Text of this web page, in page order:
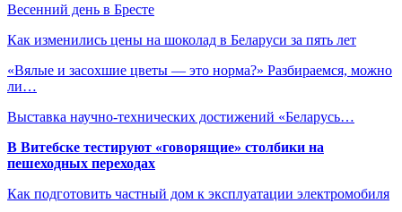
Весенний день в Бресте
Как изменились цены на шоколад в Беларуси за пять лет
«Вялые и засохшие цветы — это норма?» Разбираемся, можно
ли…
Выставка научно-технических достижений «Беларусь…
В Витебске тестируют «говорящие» столбики на
пешеходных переходах
Как подготовить частный дом к эксплуатации электромобиля